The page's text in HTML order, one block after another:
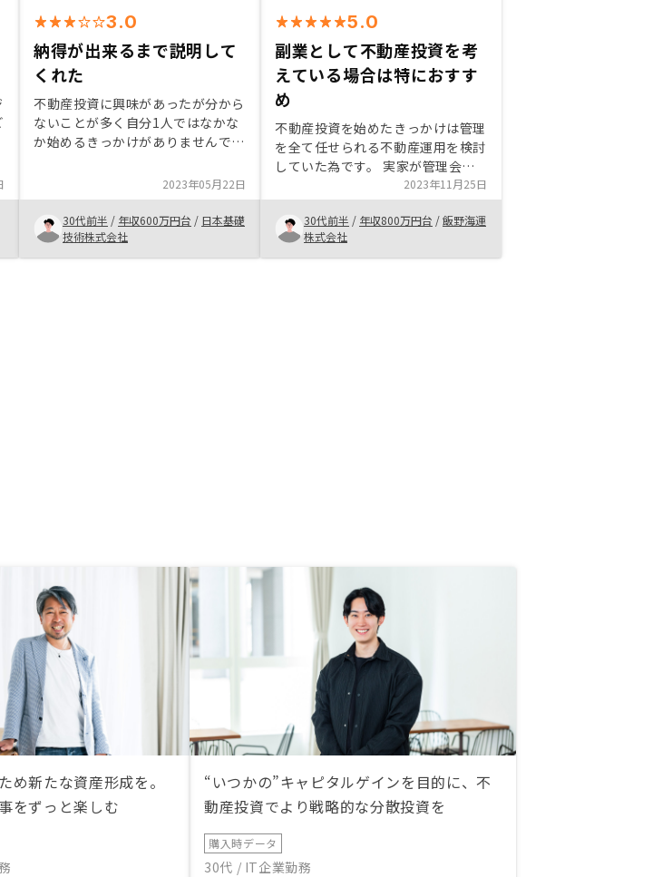
3.0
納得が出来るまで説明して
くれた
不動産投資に興味があったが分から
ないことが多く自分1人ではなかな
か始めるきっかけがありませんでし
問や知らなかった事を説明してくれ
て不動産投資について理解が深まっ
たうえで不動産の購入を決められ
た。 こちらの手間も最小限で出来
る。
2023年05月22日
30代前半 / 年収600万円台 / 日本基礎
技術株式会社
5.0
副業として不動産投資を考
えている場合は特におすす
め
不動産投資を始めたきっかけは管理
を全て任せられる不動産運用を検討
していた為です。 実家が管理会社
を通さずに大家業をしており、常日
頃から管理の大変さを感じておりま
した。 従って副業として不動産投
資を考えている場合は特におすすめ
ではないかと思います。
2023年11月25日
30代前半 / 年収800万円台 /飯野海運
株式会社
め新たな資産形成を。
をずっと楽しむ
“いつかの”キャピタルゲインを目的に、不
動産投資でより戦略的な分散投資を
購入時データ
30代 / IT企業勤務